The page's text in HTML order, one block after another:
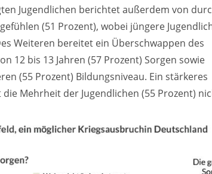
Jugendlichen berichtet außerdem von
(51 Prozent), wobei jüngere
Weiteren bereitet ein Überschwappen des
12 bis 13 Jahren (57 Prozent) Sorgen sowie
(55 Prozent) Bildungsniveau. Ein stärkeres
Mehrheit der Jugendlichen (55 Prozent)